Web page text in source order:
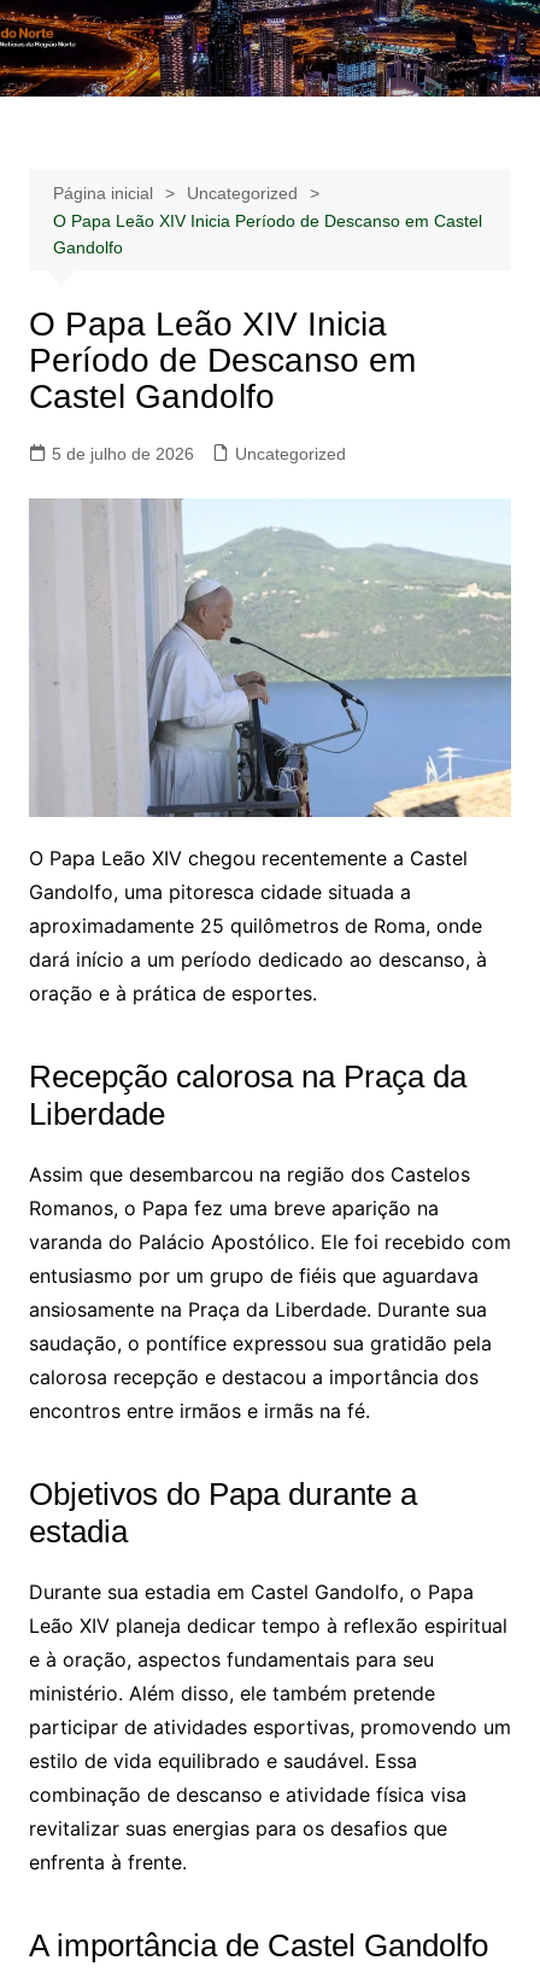
Ir
para
o
Notícias –
Publicidades –
Notícias – Publicidades – Anúncios
Página inicial
Uncategorized
O Papa Leão XIV Inicia Período de Descanso em Castel
Gandolfo
O Papa Leão XIV Inicia
Período de Descanso em
Castel Gandolfo
5 de julho de 2026 Uncategorized
O Papa Leão XIV chegou recentemente a Castel
Gandolfo, uma pitoresca cidade situada a
aproximadamente 25 quilômetros de Roma, onde
dará início a um período dedicado ao descanso, à
oração e à prática de esportes.
Recepção calorosa na Praça da
Liberdade
Assim que desembarcou na região dos Castelos
Romanos, o Papa fez uma breve aparição na
varanda do Palácio Apostólico. Ele foi recebido com
entusiasmo por um grupo de fiéis que aguardava
ansiosamente na Praça da Liberdade. Durante sua
saudação, o pontífice expressou sua gratidão pela
calorosa recepção e destacou a importância dos
encontros entre irmãos e irmãs na fé.
Objetivos do Papa durante a
estadia
Durante sua estadia em Castel Gandolfo, o Papa
Leão XIV planeja dedicar tempo à reflexão espiritual
e à oração, aspectos fundamentais para seu
ministério. Além disso, ele também pretende
participar de atividades esportivas, promovendo um
estilo de vida equilibrado e saudável. Essa
combinação de descanso e atividade física visa
revitalizar suas energias para os desafios que
enfrenta à frente.
A importância de Castel Gandolfo